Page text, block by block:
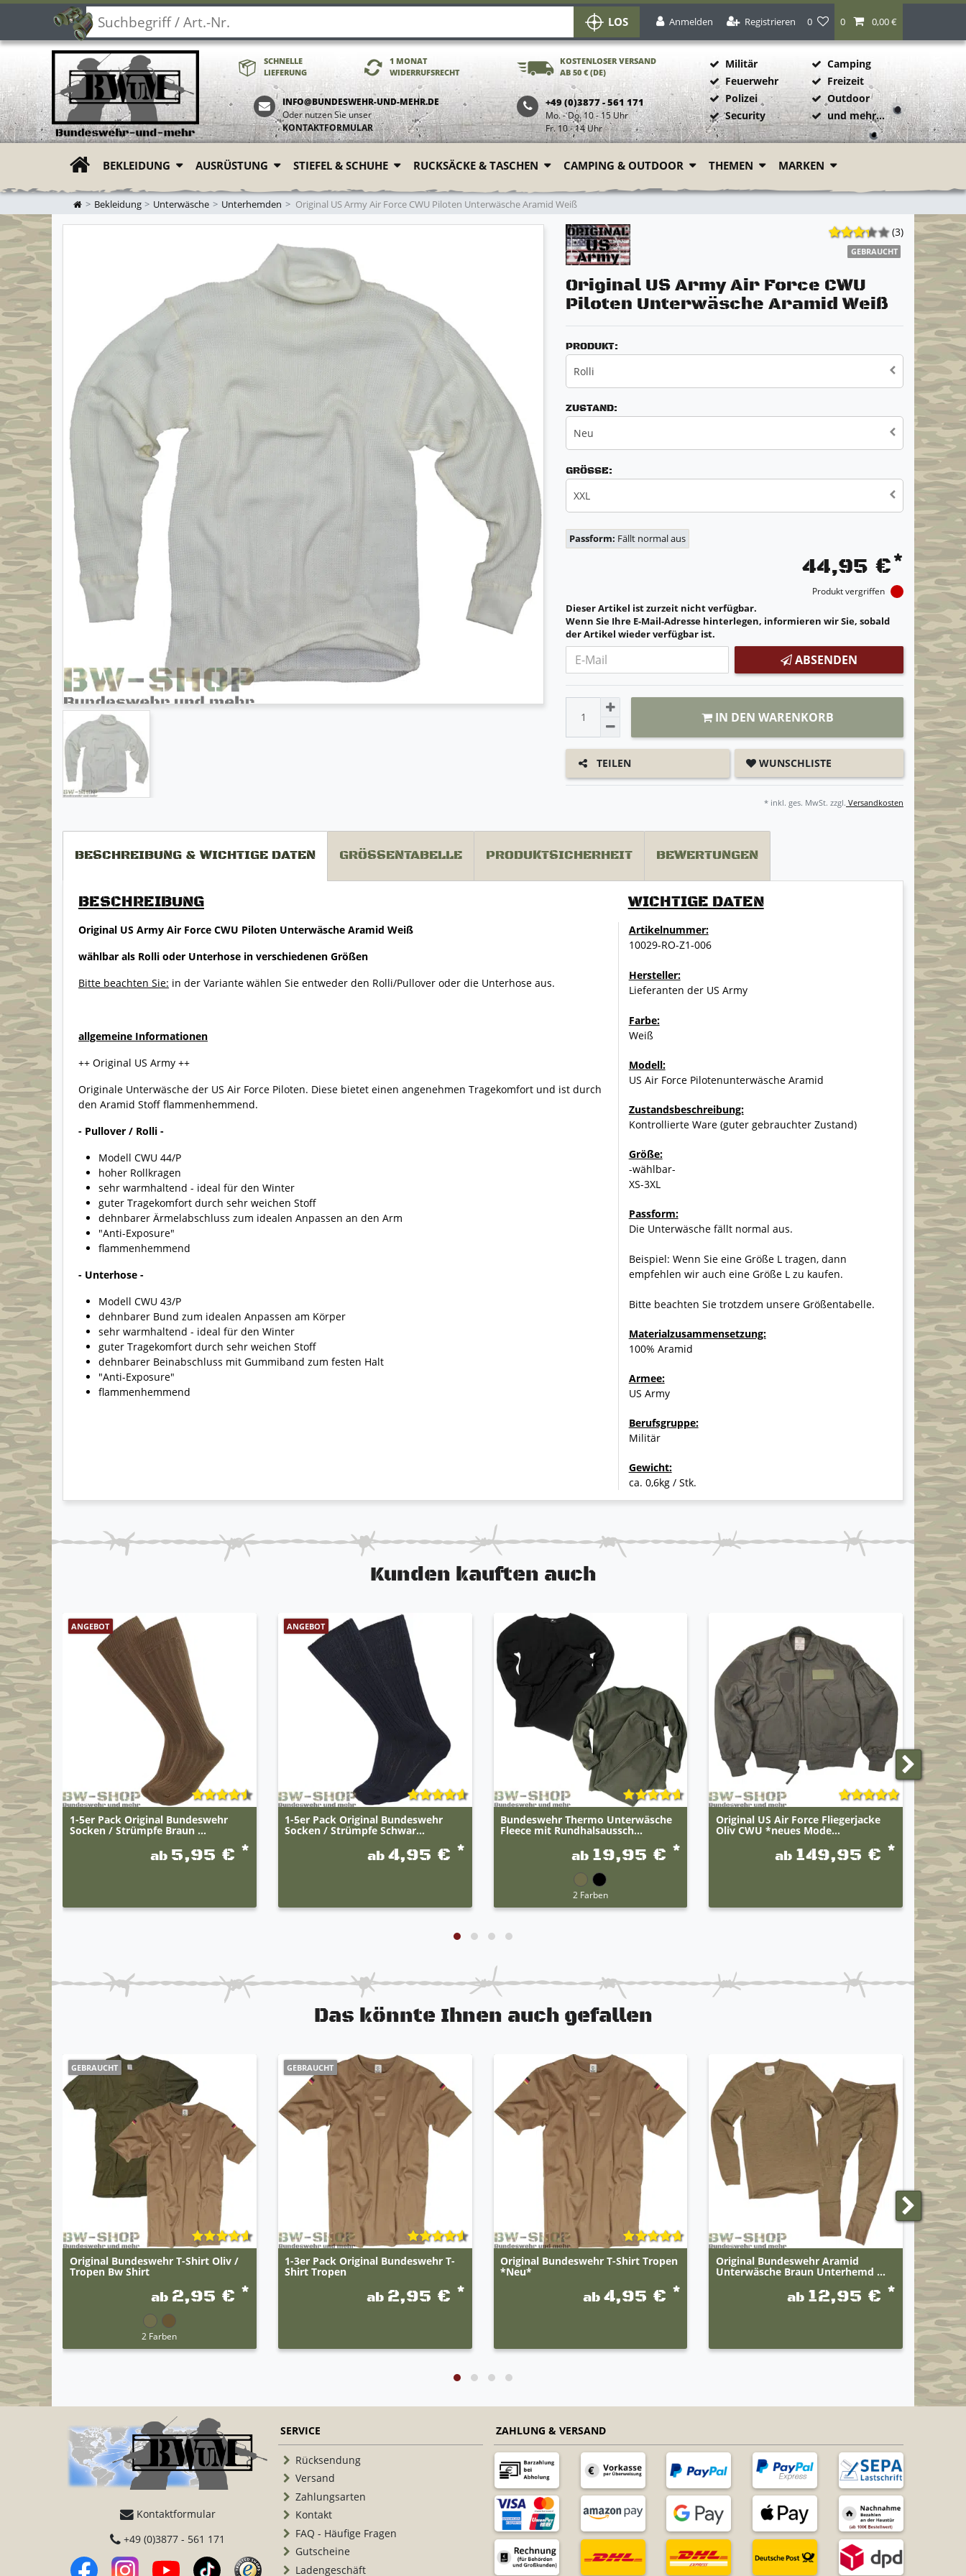
LOS Anmelden Registrieren 0 0 0,00 €
SCHNELLE
LIEFERUNG
1 MONAT
WIDERRUFSRECHT
KOSTENLOSER VERSAND
AB 50 € (DE)
INFO@BUNDESWEHR-UND-MEHR.DE
Oder nutzen Sie unser
KONTAKTFORMULAR
+49 (0)3877 - 561 171
Mo. - Do. 10 - 15 Uhr
Fr. 10 - 14 Uhr
Militär
Feuerwehr
Polizei
Security
Camping
Freizeit
Outdoor
und mehr...
ZUR STARTSEITE
BEKLEIDUNG AUSRÜSTUNG STIEFEL & SCHUHE RUCKSÄCKE & TASCHEN CAMPING & OUTDOOR THEMEN MARKEN
Bekleidung Unterwäsche Unterhemden Original US Army Air Force CWU Piloten Unterwäsche Aramid Weiß
(3)
GEBRAUCHT
Original US Army Air Force CWU
Piloten Unterwäsche Aramid Weiß
PRODUKT:
Rolli
ZUSTAND:
Neu
GRÖSSE:
XXL
Passform: Fällt normal aus
44,95 €*
Produkt vergriffen
Dieser Artikel ist zurzeit nicht verfügbar.
Wenn Sie Ihre E-Mail-Adresse hinterlegen, informieren wir Sie, sobald
der Artikel wieder verfügbar ist.
ABSENDEN
IN DEN WARENKORB
TEILEN WUNSCHLISTE
* inkl. ges. MwSt. zzgl. Versandkosten
BESCHREIBUNG & WICHTIGE DATEN GRÖSSENTABELLE PRODUKTSICHERHEIT BEWERTUNGEN
BESCHREIBUNG
Original US Army Air Force CWU Piloten Unterwäsche Aramid Weiß
wählbar als Rolli oder Unterhose in verschiedenen Größen
Bitte beachten Sie: in der Variante wählen Sie entweder den Rolli/Pullover oder die Unterhose aus.
allgemeine Informationen
++ Original US Army ++
Originale Unterwäsche der US Air Force Piloten. Diese bietet einen angenehmen Tragekomfort und ist durch
den Aramid Stoff flammenhemmend.
- Pullover / Rolli -
Modell CWU 44/P
hoher Rollkragen
sehr warmhaltend - ideal für den Winter
guter Tragekomfort durch sehr weichen Stoff
dehnbarer Ärmelabschluss zum idealen Anpassen an den Arm
"Anti-Exposure"
flammenhemmend
- Unterhose -
Modell CWU 43/P
dehnbarer Bund zum idealen Anpassen am Körper
sehr warmhaltend - ideal für den Winter
guter Tragekomfort durch sehr weichen Stoff
dehnbarer Beinabschluss mit Gummiband zum festen Halt
"Anti-Exposure"
flammenhemmend
WICHTIGE DATEN
Artikelnummer:
10029-RO-Z1-006
Hersteller:
Lieferanten der US Army
Farbe:
Weiß
Modell:
US Air Force Pilotenunterwäsche Aramid
Zustandsbeschreibung:
Kontrollierte Ware (guter gebrauchter Zustand)
Größe:
-wählbar-
XS-3XL
Passform:
Die Unterwäsche fällt normal aus.
Beispiel: Wenn Sie eine Größe L tragen, dann
empfehlen wir auch eine Größe L zu kaufen.
Bitte beachten Sie trotzdem unsere Größentabelle.
Materialzusammensetzung:
100% Aramid
Armee:
US Army
Berufsgruppe:
Militär
Gewicht:
ca. 0,6kg / Stk.
Kunden kauften auch
ANGEBOT
1-5er Pack Original Bundeswehr
Socken / Strümpfe Braun ...
ab 5,95 € *
ANGEBOT
1-5er Pack Original Bundeswehr
Socken / Strümpfe Schwar...
ab 4,95 € *
Bundeswehr Thermo Unterwäsche
Fleece mit Rundhalsaussch...
ab 19,95 € *
2 Farben
Original US Air Force Fliegerjacke
Oliv CWU *neues Mode...
ab 149,95 € *
Das könnte Ihnen auch gefallen
GEBRAUCHT
Original Bundeswehr T-Shirt Oliv /
Tropen Bw Shirt
ab 2,95 € *
2 Farben
GEBRAUCHT
1-3er Pack Original Bundeswehr T-
Shirt Tropen
ab 2,95 € *
Original Bundeswehr T-Shirt Tropen
*Neu*
ab 4,95 € *
Original Bundeswehr Aramid
Unterwäsche Braun Unterhemd ...
ab 12,95 € * UVP
Kontaktformular
+49 (0)3877 - 561 171
SERVICE
Rücksendung
Versand
Zahlungsarten
Kontakt
FAQ - Häufige Fragen
Gutscheine
Ladengeschäft
ZAHLUNG & VERSAND